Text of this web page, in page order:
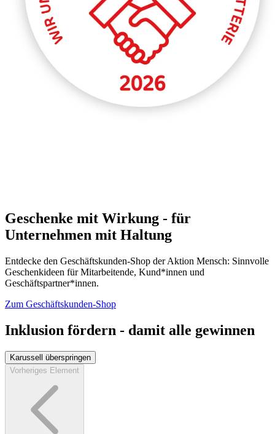
Geschenke mit Wirkung - für
Unternehmen mit Haltung
Entdecke den Geschäftskunden-Shop der Aktion Mensch: Sinnvolle
Geschenkideen für Mitarbeitende, Kund*innen und
Geschäftspartner*innen.
Zum Geschäftskunden-Shop
Inklusion fördern - damit alle gewinnen
Karussell überspringen
Vorheriges Element